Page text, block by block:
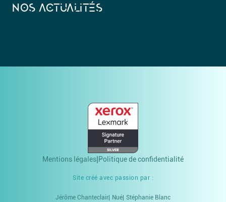
NOS ACTUALITÉS
Mentions légales Politique de confidentialité
Site créé avec passion par :
Jérôme Chanteclair Nué Stéphanie Blanc